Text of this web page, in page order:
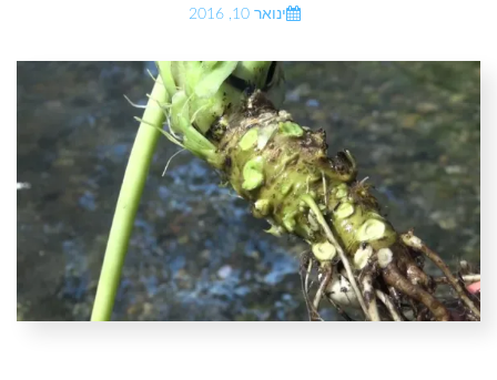
ינואר 10, 2016